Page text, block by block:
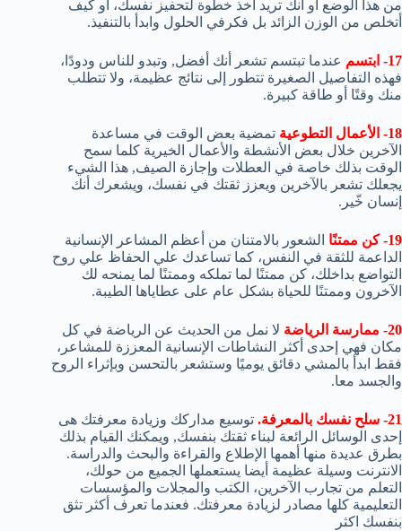
من هذا الوضع أو أنك تريد أخذ خطوة لتحفيز نفسك، أو كيف
أتخلص من الوزن الزائد بل فكرفي الحلول وابدأ بالتنفيذ.
17- ابتسم
عندما تبتسم تشعر أنك أفضل, وتبدو للناس ودودًا،
فهذه التفاصيل الصغيرة تتطور إلى نتائج عظيمة، ولا تتطلب
منك وقتًا أو طاقة كبيرة.
18- الأعمال التطوعية
تمضية بعض الوقت في مساعدة
الآخرين خلال بعض الأنشطة والأعمال الخيرية كلما سمح
الوقت بذلك خاصة في العطلات وإجازة الصيف, هذا الشيء
يجعلك تشعر بالآخرين ويعزز ثقتك في نفسك، ويشعرك أنك
إنسان خّير.
19- كن ممتنًا
الشعور بالامتنان من أعظم المشاعر الإنسانية
الداعمة للثقة في النفس، كما تساعدك علي الحفاظ علي روح
التواضع بداخلك، كن ممتنًا لما تملكه وممتنًا لما يمنحه لك
الآخرون وممتنًا للحياة بشكل عام على عطاياها الطيبة.
20- ممارسة الرياضة
لا نمل من الحديث عن الرياضة في كل
مكان فهي إحدى أكثر النشاطات الإنسانية المعززة للمشاعر،
فقط ابدأ بالمشي دقائق يوميًا وستشعر بالتحسن وبإثراء الروح
والجسد معا.
21- سلح نفسك بالمعرفة.
توسيع مداركك وزيادة معرفتك هى
إحدى الوسائل الرائعة لبناء ثقتك بنفسك, ويمكنك القيام بذلك
بطرق عديدة منها أهمها الإطلاع والقراءة والبحث والدراسة.
الانترنت وسيلة عظيمة أيضا يستعملها الجميع من حولك،
التعلم من تجارب الآخرين، الكتب والمجلات والمؤسسات
التعليمية كلها مصادر لزيادة معرفتك. فعندما تعرف أكثر تثق
بنفسك اكثر